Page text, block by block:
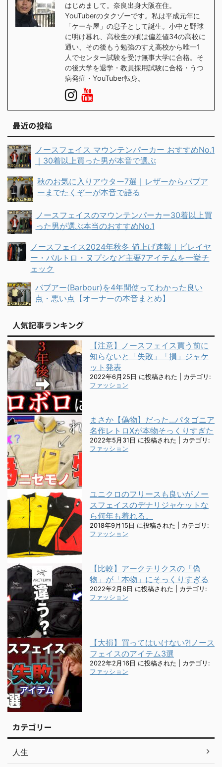
はじめまして。奈良出身大阪在住。
YouTuberのタクゾーです。私は平成元年に
「ケーキ屋」の息子として誕生。小中と野球
に明け暮れ、高校生の頃は偏差値34の高校に
通い、その後もう勉強のすえ高校から唯一1
人でセンター試験を受け無事大学に合格。そ
の後大学を退学・教員採用試験に合格・うつ
病発症・YouTuber転身。
最近の投稿
ノースフェイス マウンテンパーカー おすすめNo.1
｜30着以上買った男が本音で選ぶ
秋のお気に入りアウター7選｜レザーからバブア
ーまでたくぞーが本音で語る
ノースフェイスのマウンテンパーカー30着以上買
った男が選ぶ本当のおすすめNo.1
ノースフェイス2024年秋冬 値上げ速報｜ビレイヤ
ー・バルトロ・ヌプシなど主要7アイテムを一挙チ
ェック
バブアー(Barbour)を4年間使ってわかった良い
点・悪い点【オーナーの本音まとめ】
人気記事ランキング
【注意】ノースフェイス買う前に
知らないと「失敗」「損」ジャケ
ット発表
2022年6月25日 に投稿された
カテゴリ:
ファッション
まさか【偽物】だった...パタゴニア
名作レトロXが本物そっくりすぎた
2022年5月31日 に投稿された
カテゴリ:
ファッション
ユニクロのフリースも良いがノー
スフェイスのデナリジャケットな
ら何年も着れる。
2018年9月15日 に投稿された
カテゴリ:
ファッション
【比較】アークテリクスの「偽
物」が「本物」にそっくりすぎる
2022年2月8日 に投稿された
カテゴリ:
ファッション
【大損】買ってはいけない?!ノース
フェイスのアイテム3選
2022年2月16日 に投稿された
カテゴリ:
ファッション
カテゴリー
人生